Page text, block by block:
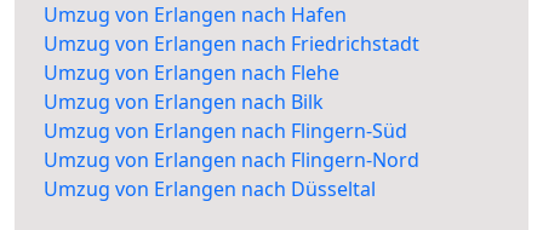
Umzug von Erlangen nach Hafen
Umzug von Erlangen nach Friedrichstadt
Umzug von Erlangen nach Flehe
Umzug von Erlangen nach Bilk
Umzug von Erlangen nach Flingern-Süd
Umzug von Erlangen nach Flingern-Nord
Umzug von Erlangen nach Düsseltal